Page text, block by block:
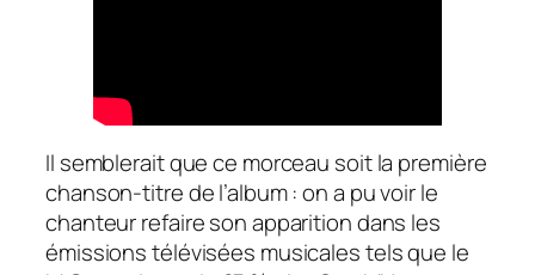
Il semblerait que ce morceau soit la première
chanson-titre de l’album : on a pu voir le
chanteur refaire son apparition dans les
émissions télévisées musicales tels que le